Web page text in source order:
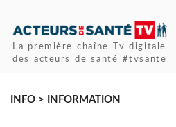
La première chaîne Tv digitale
des acteurs de santé #tvsante
INFO > INFORMATION